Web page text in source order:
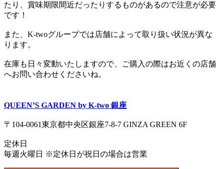
たり、賞味期限間近だったりするものがあるので注意が必要
です！
また、K-twoグループでは店舗によって取り扱い状況が異な
ります。
在庫も日々変動いたしますので、ご購入の際はお近くの店舗
へお問い合わせくださいね。
QUEEN’S GARDEN by K-two 銀座
〒104-0061東京都中央区銀座7-8-7 GINZA GREEN 6F
定休日
毎週火曜日 ※定休日が祝日の場合は営業